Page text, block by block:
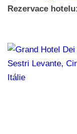
Rezervace hotelu: